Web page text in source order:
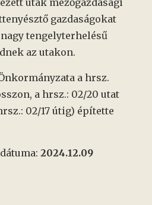
utak mezőgazdasági
gazdaságokat
tengelyterhelésű
az utakon.
a hrsz.
a hrsz.: 02/20 utat
02/17 útig) építette
2024.12.09